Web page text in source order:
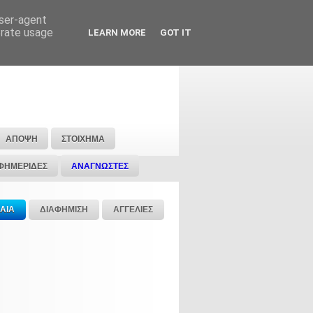
ΑΠΟΨΗ ΣΤΟΙΧΗΜΑ
ΑΝΑΓΝΩΣΤΕΣ
ΔΙΑΦΗΜΙΣΗ ΑΓΓΕΛΙΕΣ
agent
usage
LEARN MORE GOT IT